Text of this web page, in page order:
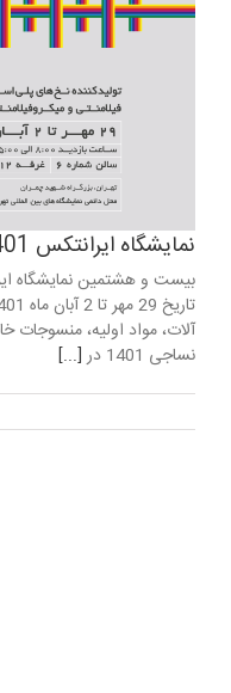
نمایشگاه ایرانتکس 1401 / IRANTEX 2022
آلات، مواد اولیه،
نساجی 1401 در
[...]